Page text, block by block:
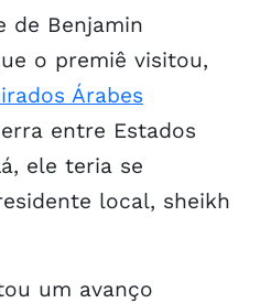
de Benjamin
o premiê visitou,
Árabes
entre Estados
ele teria se
local, sheikh
um avanço